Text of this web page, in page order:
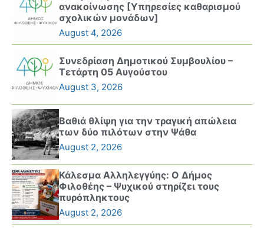
ανακοίνωσης [Υπηρεσίες καθαρισμού
σχολικών μονάδων]
August 4, 2026
Συνεδρίαση Δημοτικού Συμβουλίου –
Τετάρτη 05 Αυγούστου
August 3, 2026
Βαθιά θλίψη για την τραγική απώλεια
των δύο πιλότων στην Ψάθα
August 2, 2026
Κάλεσμα Αλληλεγγύης: Ο Δήμος
Φιλοθέης – Ψυχικού στηρίζει τους
πυρόπληκτους
August 2, 2026